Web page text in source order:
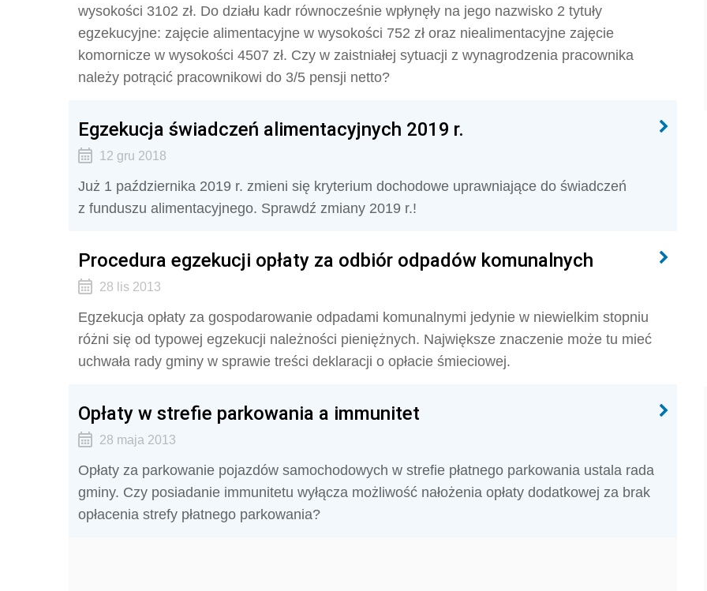
wysokości 3102 zł. Do działu kadr równocześnie wpłynęły na jego nazwisko 2 tytuły
egzekucyjne: zajęcie alimentacyjne w wysokości 752 zł oraz niealimentacyjne zajęcie
komornicze w wysokości 4507 zł. Czy w zaistniałej sytuacji z wynagrodzenia pracownika
należy potrącić pracownikowi do 3/5 pensji netto?
Egzekucja świadczeń alimentacyjnych 2019 r.
12 gru 2018
Już 1 października 2019 r. zmieni się kryterium dochodowe uprawniające do świadczeń
z funduszu alimentacyjnego. Sprawdź zmiany 2019 r.!
Procedura egzekucji opłaty za odbiór odpadów komunalnych
28 lis 2013
Egzekucja opłaty za gospodarowanie odpadami komunalnymi jedynie w niewielkim stopniu
różni się od typowej egzekucji należności pieniężnych. Największe znaczenie może tu mieć
uchwała rady gminy w sprawie treści deklaracji o opłacie śmieciowej.
Opłaty w strefie parkowania a immunitet
28 maja 2013
Opłaty za parkowanie pojazdów samochodowych w strefie płatnego parkowania ustala rada
gminy. Czy posiadanie immunitetu wyłącza możliwość nałożenia opłaty dodatkowej za brak
opłacenia strefy płatnego parkowania?